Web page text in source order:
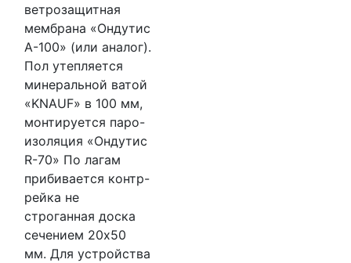
ветрозащитная
мембрана «Ондутис
А-100» (или аналог).
Пол утепляется
минеральной ватой
«KNAUF» в 100 мм,
монтируется паро-
изоляция «Ондутис
R-70» По лагам
прибивается контр-
рейка не
строганная доска
сечением 20х50
мм. Для устройства